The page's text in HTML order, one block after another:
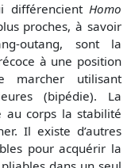
différencient Homo
proches, à savoir
outang, sont la
à une position
marcher utilisant
(bipédie). La
au corps la stabilité
Il existe d’autres
pour acquérir la